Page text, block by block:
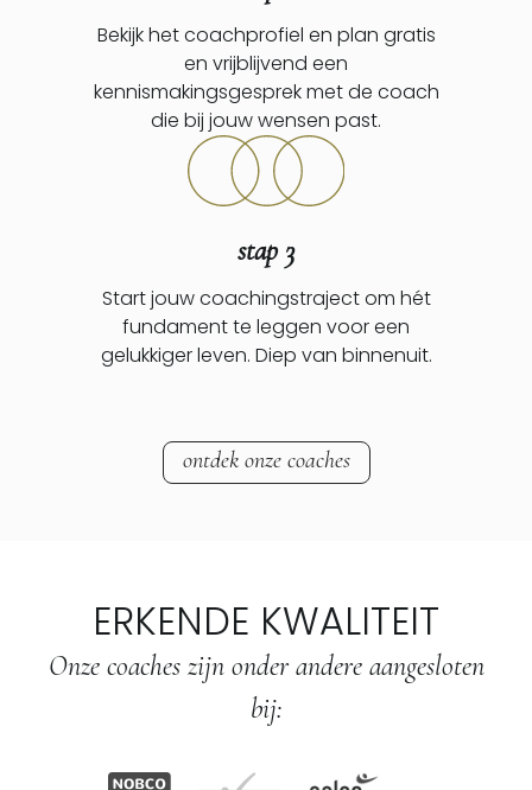
Bekijk het coachprofiel en plan gratis
en vrijblijvend een
kennismakingsgesprek met de coach
die bij jouw wensen past.
stap 3
Start jouw coachingstraject om hét
fundament te leggen voor een
gelukkiger leven. Diep van binnenuit.
ontdek onze coaches
ERKENDE KWALITEIT
Onze coaches zijn onder andere aangesloten
bij: